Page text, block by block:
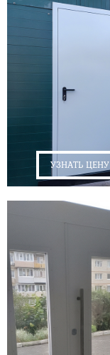
УЗНАТЬ ЦЕНУ